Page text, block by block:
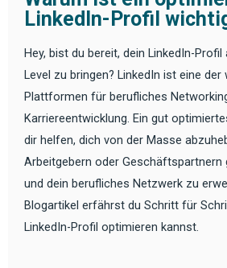
LinkedIn-Profil
Hey, bist du bereit, dein LinkedIn-
Level zu bringen? LinkedIn ist eine der
Plattformen für berufliches
Karriereentwicklung. Ein gut
dir helfen, dich von der Masse
Arbeitgebern oder Geschäftspartnern
und dein berufliches Netzwerk zu
Blogartikel erfährst du Schritt für
LinkedIn-Profil optimieren kannst.